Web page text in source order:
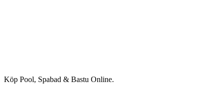
Köp Pool, Spabad & Bastu Online.